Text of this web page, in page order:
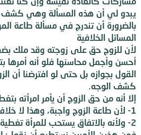
يبدو لي أن هذه المسألة وهي كشف
بالضرورة أن تندرج في مسألة طاعة
المسائل الخلافية
لأن للزوج حق على زوجته وقد ملك
أحسن وأجمل محاسنها فلو أنه أمرها
القول بجوازه بل حتى لو افترضنا أن
كشف الوجه.
إلا أنه من حق الزوج أن يأمر امرأته
1- لأن طاعة الزوج واجبة، وهذا لا خلاف فيه.
2- ولأنه بالاتفاق يستحب للمرأة تغطية وجهها.